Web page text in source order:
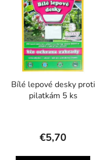
Bílé lepové desky proti
pilatkám 5 ks
€5,70